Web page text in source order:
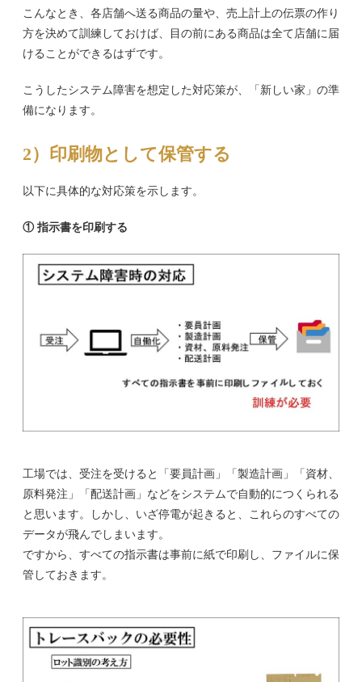
こんなとき、各店舗へ送る商品の量や、売上計上の伝票の作り
方を決めて訓練しておけば、目の前にある商品は全て店舗に届
けることができるはずです。
こうしたシステム障害を想定した対応策が、「新しい家」の準
備になります。
2）印刷物として保管する
以下に具体的な対応策を示します。
① 指示書を印刷する
工場では、受注を受けると「要員計画」「製造計画」「資材、
原料発注」「配送計画」などをシステムで自動的につくられる
と思います。しかし、いざ停電が起きると、これらのすべての
データが飛んでしまいます。
ですから、すべての指示書は事前に紙で印刷し、ファイルに保
管しておきます。